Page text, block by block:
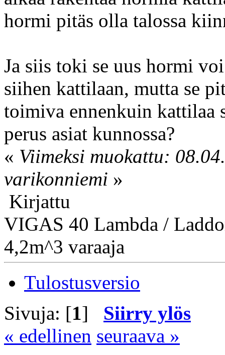
hormi pitäs olla talossa
Ja siis toki se uus hormi
siihen kattilaan, mutta se
toimiva ennenkuin kattilaa
perus asiat kunnossa?
« Viimeksi muokattu:
varikonniemi »
Kirjattu
VIGAS 40 Lambda /
4,2m^3 varaaja
Tulostusversio
Sivuja: [1] Siirry ylös
« edellinen seuraava »